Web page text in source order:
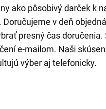
ako pôsobivý darček k
Doručujeme v deň
presný čas
e-mailom. Naši
výber aj telefonicky.